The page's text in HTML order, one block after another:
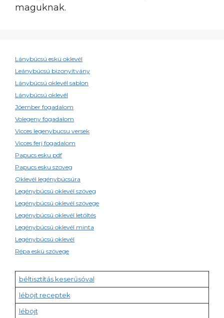
maguknak.
Lánybúcsú eskü oklevél
Leánybúcsú bizonyítvány
Lánybúcsú oklevél sablon
Lánybúcsú oklevél
Jóember fogadalom
Volegeny fogadalom
Vicces legenybucsu versek
Vicces ferj fogadalom
Papucs esku pdf
Papucs esku szoveg
Oklevél legénybúcsúra
Legénybúcsú oklevél szöveg
Legénybúcsú oklevél szövege
Legénybúcsú oklevél letöltés
Legénybúcsú oklevél minta
Legénybúcsú oklevél
Répa eskü szövege
béltisztítás keserűsóval
léböjt receptek
léböjt